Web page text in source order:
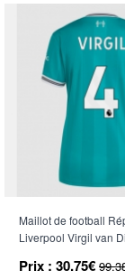
Maillot de football
Liverpool Virgil van
Manche Courte
Prix : 30.75€